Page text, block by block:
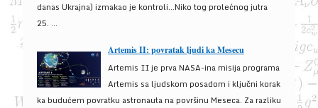
danas Ukrajna) izmakao je kontroli...Niko tog prolećnog jutra
25. ...
Artemis II: povratak ljudi ka Mesecu
Artemis II je prva NASA-ina misija programa
Artemis sa ljudskom posadom i ključni korak
ka budućem povratku astronauta na površinu Meseca. Za razliku